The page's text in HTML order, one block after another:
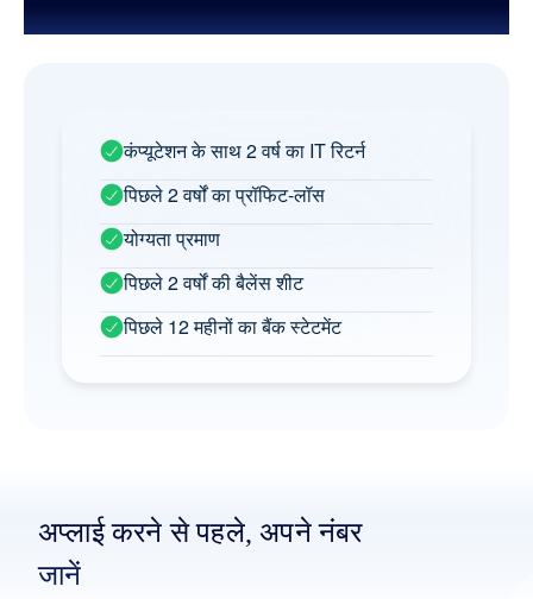
स्व-व्यवसायी के लिए आवश्यक डॉक्यूमेंट
कंप्यूटेशन के साथ 2 वर्ष का IT रिटर्न
पिछले 2 वर्षों का प्रॉफिट-लॉस
योग्यता प्रमाण
पिछले 2 वर्षों की बैलेंस शीट
पिछले 12 महीनों का बैंक स्टेटमेंट
अप्लाई करने से पहले, अपने नंबर
जानें